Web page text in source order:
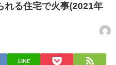
れる住宅で火事(2021年
LINE